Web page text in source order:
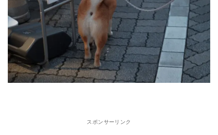
スポンサーリンク